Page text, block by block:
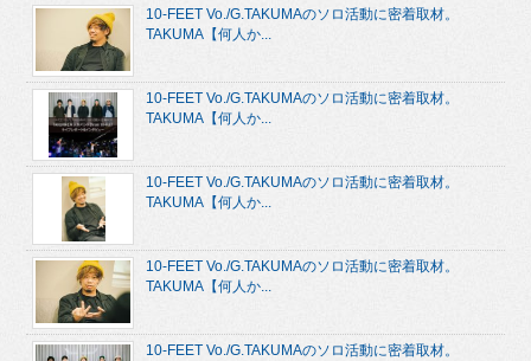
10-FEET Vo./G.TAKUMAのソロ活動に密着取材。
TAKUMA【何人か...
10-FEET Vo./G.TAKUMAのソロ活動に密着取材。
TAKUMA【何人か...
10-FEET Vo./G.TAKUMAのソロ活動に密着取材。
TAKUMA【何人か...
10-FEET Vo./G.TAKUMAのソロ活動に密着取材。
TAKUMA【何人か...
10-FEET Vo./G.TAKUMAのソロ活動に密着取材。